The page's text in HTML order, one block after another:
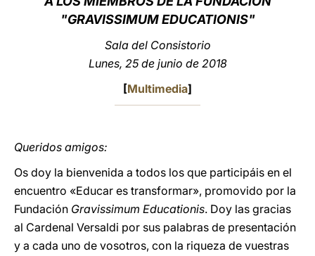
"GRAVISSIMUM EDUCATIONIS"
Sala del Consistorio
Lunes, 25 de junio de 2018
[Multimedia]
Queridos amigos:
Os doy la bienvenida a todos los que participáis en el
encuentro «Educar es transformar», promovido por la
Fundación Gravissimum Educationis. Doy las gracias
al Cardenal Versaldi por sus palabras de presentación
y a cada uno de vosotros, con la riqueza de vuestras